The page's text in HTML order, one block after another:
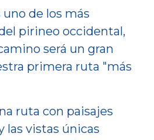
de los más
pirineo occidental,
será un gran
primera ruta "más
ruta con paisajes
las vistas únicas